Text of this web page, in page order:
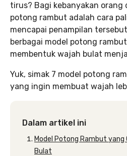
tirus? Bagi kebanyakan
potong rambut adalah cara
mencapai penampilan
berbagai model potong
membentuk wajah bulat
Yuk, simak 7 model potong
yang ingin membuat wajah
Dalam artikel ini
Model Potong Rambut yang
Bulat